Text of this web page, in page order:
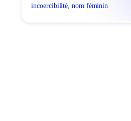
incoercibilité, nom féminin